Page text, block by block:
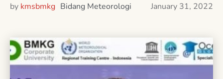
January 31, 2022
by kmsbmkg Bidang Meteorologi